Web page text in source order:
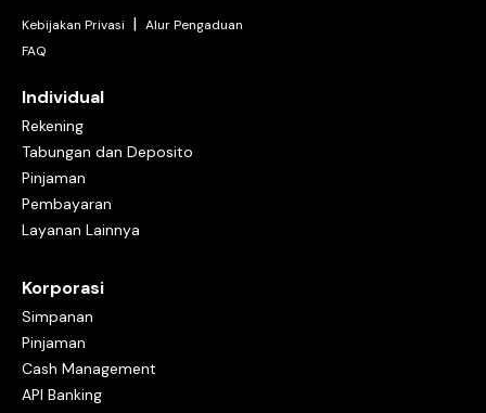
Kebijakan Privasi | Alur Pengaduan
FAQ
Individual
Rekening
Tabungan dan Deposito
Pinjaman
Pembayaran
Layanan Lainnya
Korporasi
Simpanan
Pinjaman
Cash Management
API Banking